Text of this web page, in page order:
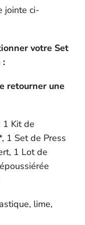
jointe ci-
votre Set
:
retourner une
1 Kit de
1 Set de Press
1 Lot de
lime,